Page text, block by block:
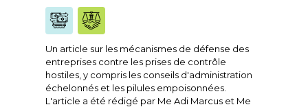
Un article sur les mécanismes de défense des
entreprises contre les prises de contrôle
hostiles, y compris les conseils d'administration
échelonnés et les pilules empoisonnées.
L'article a été rédigé par Me Adi Marcus et Me